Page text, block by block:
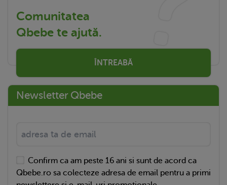
Comunitatea
Qbebe te ajută.
ÎNTREABĂ
Newsletter Qbebe
Confirm ca am peste 16 ani si sunt de acord ca
Qbebe.ro sa colecteze adresa de email pentru a primi